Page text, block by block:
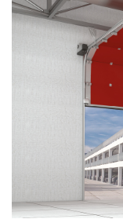
Пленочные